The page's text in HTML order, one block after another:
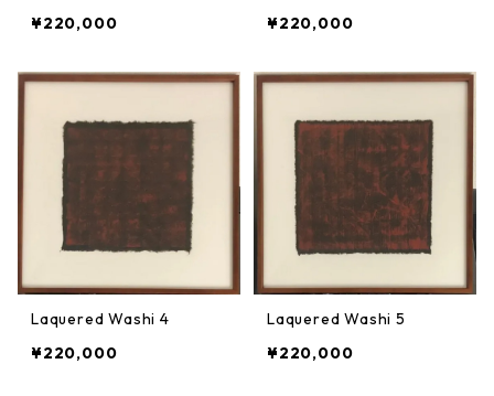
¥220,000
¥220,000
Laquered Washi 4
¥220,000
Laquered Washi 5
¥220,000